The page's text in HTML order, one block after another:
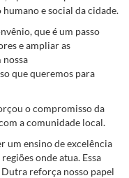
e social da cidade.
que é um passo
e ampliar as
que queremos para
o compromisso da
a comunidade local.
um ensino de excelência
onde atua. Essa
reforça nosso papel